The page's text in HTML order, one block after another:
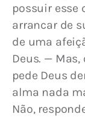
possuir esse
arrancar de
de uma
Deus. —
pede Deus
alma nada
Não,